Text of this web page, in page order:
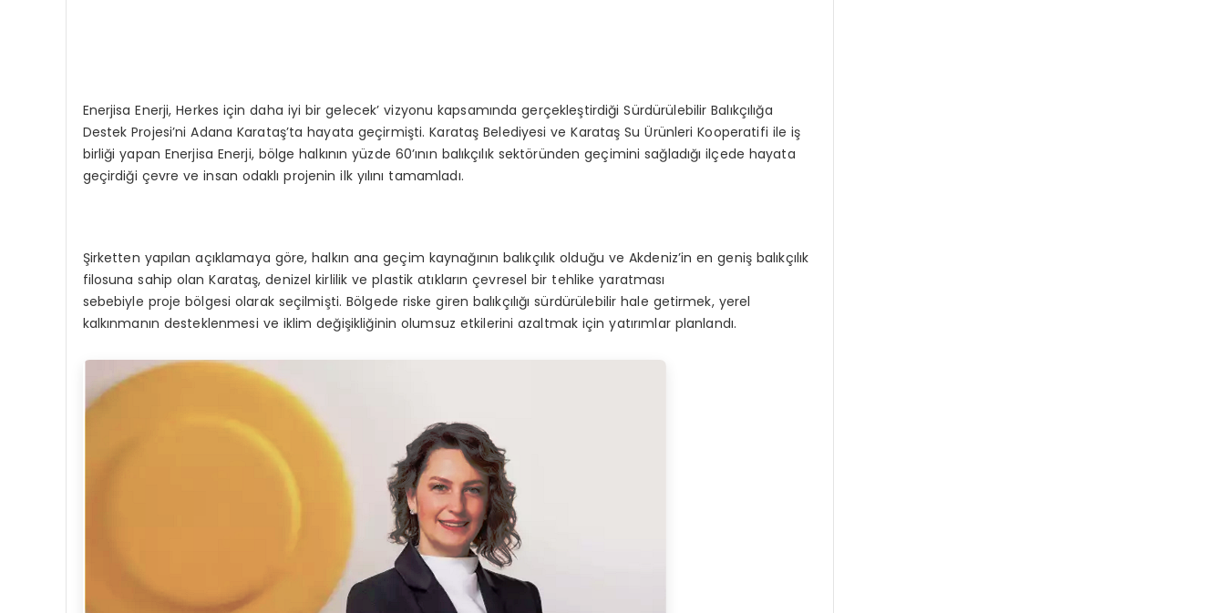
Enerjisa Enerji, Herkes için daha iyi bir gelecek’ vizyonu kapsamında gerçekleştirdiği Sürdürülebilir Balıkçılığa
Destek Projesi’ni Adana Karataş’ta hayata geçirmişti. Karataş Belediyesi ve Karataş Su Ürünleri Kooperatifi ile iş
birliği yapan Enerjisa Enerji, bölge halkının yüzde 60’ının balıkçılık sektöründen geçimini sağladığı ilçede hayata
geçirdiği çevre ve insan odaklı projenin ilk yılını tamamladı.
Şirketten yapılan açıklamaya göre, halkın ana geçim kaynağının balıkçılık olduğu ve Akdeniz’in en geniş balıkçılık
filosuna sahip olan Karataş, denizel kirlilik ve plastik atıkların çevresel bir tehlike yaratması
sebebiyle proje bölgesi olarak seçilmişti. Bölgede riske giren balıkçılığı sürdürülebilir hale getirmek, yerel
kalkınmanın desteklenmesi ve iklim değişikliğinin olumsuz etkilerini azaltmak için yatırımlar planlandı.